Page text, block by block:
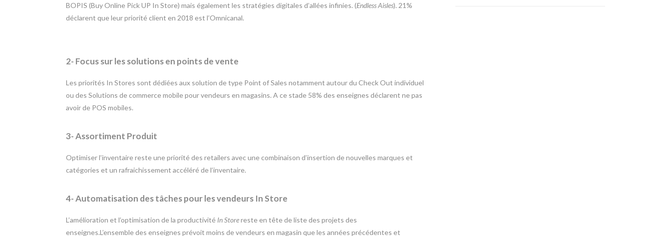
BOPIS (Buy Online Pick UP In Store) mais également les stratégies digitales d’allées infinies. (Endless Aisles). 21%
déclarent que leur priorité client en 2018 est l’Omnicanal.
2- Focus sur les solutions en points de vente
Les priorités In Stores sont dédiées aux solution de type Point of Sales notamment autour du Check Out individuel
ou des Solutions de commerce mobile pour vendeurs en magasins. A ce stade 58% des enseignes déclarent ne pas
avoir de POS mobiles.
3- Assortiment Produit
Optimiser l’inventaire reste une priorité des retailers avec une combinaison d’insertion de nouvelles marques et
catégories et un rafraichissement accéléré de l’inventaire.
4- Automatisation des tâches pour les vendeurs In Store
L’amélioration et l’optimisation de la productivité In Storereste en tête de liste des projets des
enseignes.L’ensemble des enseignes prévoit moins de vendeurs en magasin que les années précédentes et